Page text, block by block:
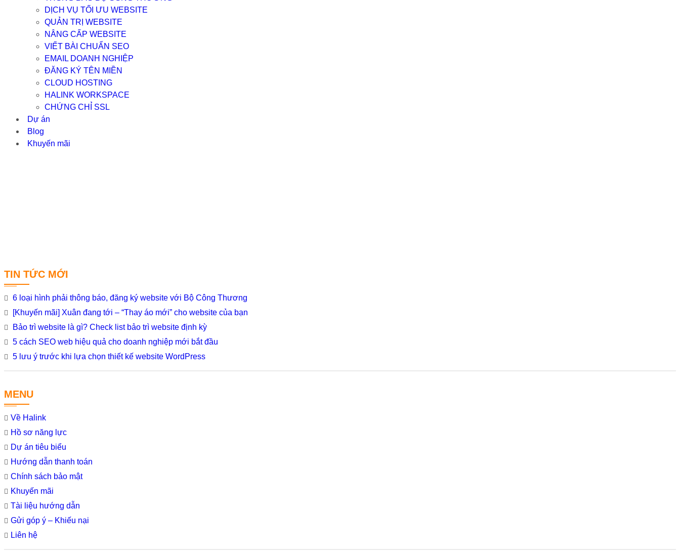
DỊCH VỤ TỐI ƯU WEBSITE
QUẢN TRỊ WEBSITE
NÂNG CẤP WEBSITE
VIẾT BÀI CHUẨN SEO
EMAIL DOANH NGHIỆP
ĐĂNG KÝ TÊN MIỀN
CLOUD HOSTING
HALINK WORKSPACE
CHỨNG CHỈ SSL
Dự án
Blog
Khuyến mãi
TIN TỨC MỚI
6 loại hình phải thông báo, đăng ký website với Bộ Công Thương
[Khuyến mãi] Xuân đang tới – “Thay áo mới” cho website của bạn
Bảo trì website là gì? Check list bảo trì website định kỳ
5 cách SEO web hiệu quả cho doanh nghiệp mới bắt đầu
5 lưu ý trước khi lựa chọn thiết kế website WordPress
MENU
Về Halink
Hồ sơ năng lực
Dự án tiêu biểu
Hướng dẫn thanh toán
Chính sách bảo mật
Khuyến mãi
Tài liệu hướng dẫn
Gửi góp ý – Khiếu nại
Liên hệ